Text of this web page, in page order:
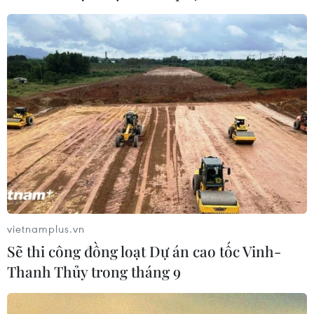
Ủy ban Nhân dân tỉnh Thanh Hóa cũng đề nghị
Thủ tướng chỉ đạo Bộ Tài nguyên và Môi trường,
Bộ Nông nghiệp và phát triển nông thôn cử
chuyên gia, nhà khoa học vào kiểm tra thực tế;
hướng dẫn cách xử lý hiện tượng tảo nở hoa; bổ
sung điểm quan trắc chất lượng nước biển ven
bờ khu vực cảng của Nhà máy lọc hóa dầu Nghi
Sơn vào mạng lưới chương trình quan trắc môi
trường quốc gia hàng năm./.
(TTXVN/Vietnam+)
vietnamplus.vn
Sẽ thi công đồng loạt Dự án cao tốc Vinh-
Thanh Thủy trong tháng 9